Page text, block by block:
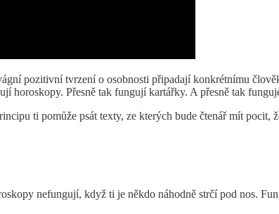
pozitivní tvrzení o osobnosti připadají konkrétnímu
horoskopy. Přesně tak fungují kartářky. A přesně tak
ti pomůže psát texty, ze kterých bude čtenář mít
nefungují, když ti je někdo náhodně strčí pod nos.